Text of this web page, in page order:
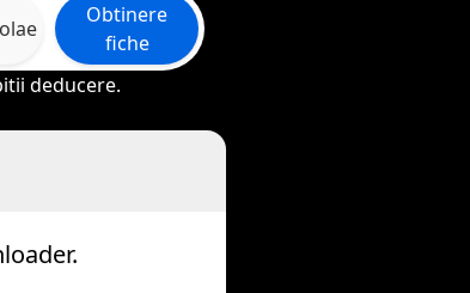
Obtinere
fiche
deducere.